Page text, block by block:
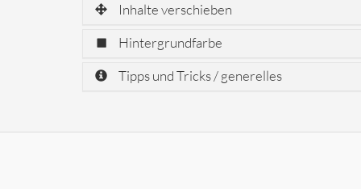
Inhalte verschieben
Hintergrundfarbe
Tipps und Tricks / generelles